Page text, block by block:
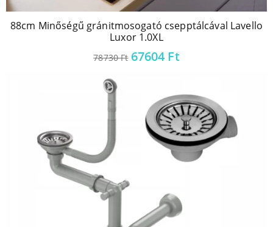
88cm Minőségű gránitmosogató csepptálcával Lavello
Luxor 1.0XL
78730Ft 67604 Ft